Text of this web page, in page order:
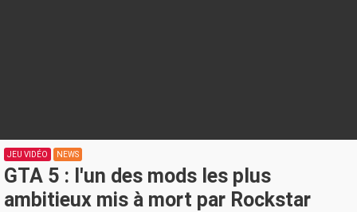
JEU VIDÉO NEWS
GTA 5 : l'un des mods les plus
ambitieux mis à mort par Rockstar